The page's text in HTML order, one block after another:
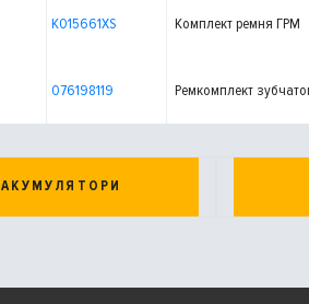
K015661XS Комплект ремня ГРМ
076198119 Ремкомплект
АКУМУЛЯТОРИ